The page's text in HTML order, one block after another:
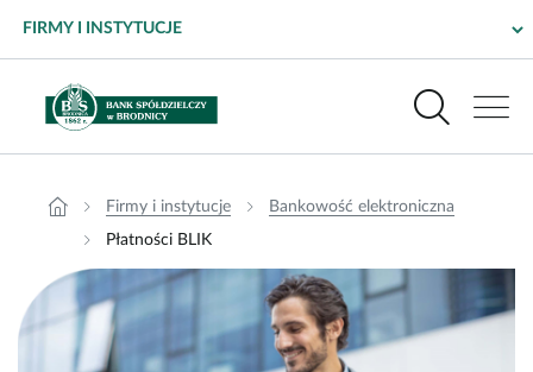
Wyszukiwarka
Produkty
Bankowość elektroniczna
Pomoc i kontakt
Firmy i instytucje
Bankowość elektroniczna
Płatności BLIK